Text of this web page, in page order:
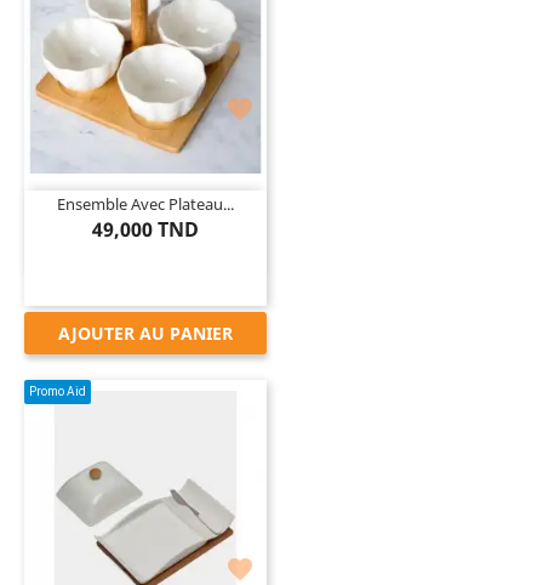

Ensemble Avec Plateau...
49,000 TND
AJOUTER AU PANIER

Promo Aid